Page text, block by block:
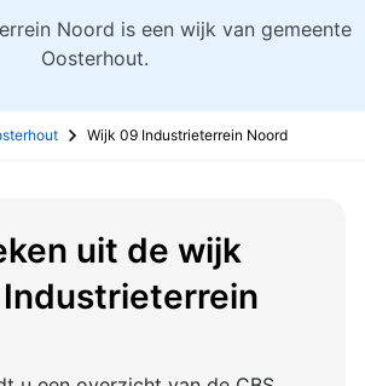
Noord is een wijk van gemeente
Oosterhout.
Wijk 09 Industrieterrein Noord
uit de wijk